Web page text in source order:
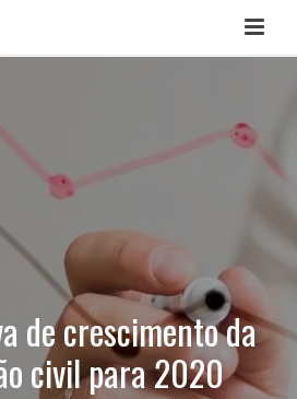
de crescimento da
civil para 2020